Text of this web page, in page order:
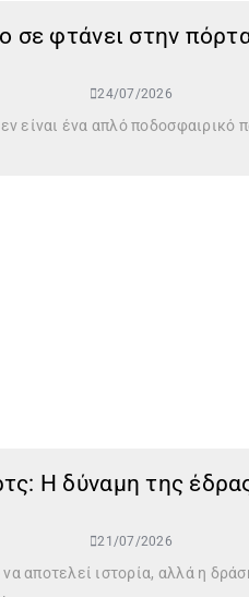
σε φτάνει στην
24/07/2026
είναι ένα απλό ποδοσφαιρικό
Η δύναμη της
21/07/2026
αποτελεί ιστορία, αλλά η